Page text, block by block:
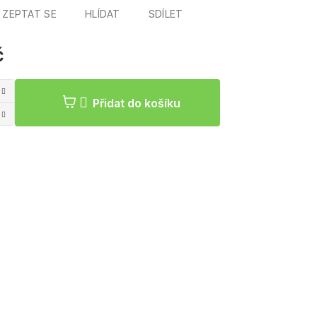
cena:
Přidat do košíku
ZEPTAT SE HLÍDAT SDÍLET